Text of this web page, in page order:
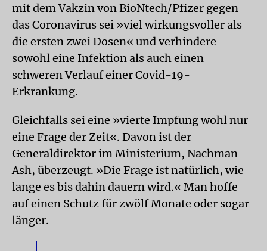
mit dem Vakzin von BioNtech/Pfizer gegen
das Coronavirus sei »viel wirkungsvoller als
die ersten zwei Dosen« und verhindere
sowohl eine Infektion als auch einen
schweren Verlauf einer Covid-19-
Erkrankung.
Gleichfalls sei eine »vierte Impfung wohl nur
eine Frage der Zeit«. Davon ist der
Generaldirektor im Ministerium, Nachman
Ash, überzeugt. »Die Frage ist natürlich, wie
lange es bis dahin dauern wird.« Man hoffe
auf einen Schutz für zwölf Monate oder sogar
länger.